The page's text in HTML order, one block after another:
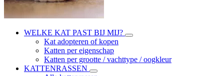
WELKE KAT PAST BIJ MIJ?
Kat adopteren of kopen
Katten per eigenschap
Katten per grootte / vachttype / oogkleur
KATTENRASSEN